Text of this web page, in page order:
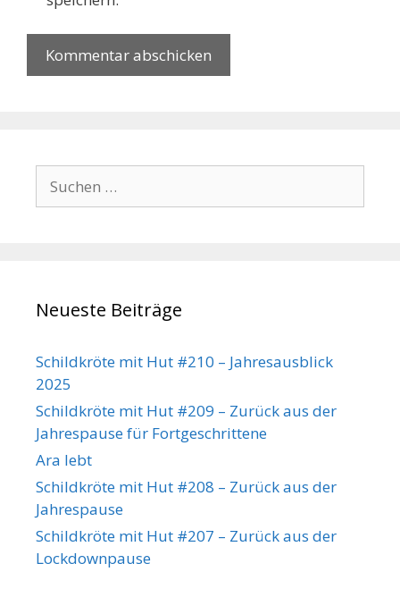
nach:
Neueste Beiträge
Schildkröte mit Hut #210 – Jahresausblick
2025
Schildkröte mit Hut #209 – Zurück aus der
Jahrespause für Fortgeschrittene
Ara lebt
Schildkröte mit Hut #208 – Zurück aus der
Jahrespause
Schildkröte mit Hut #207 – Zurück aus der
Lockdownpause